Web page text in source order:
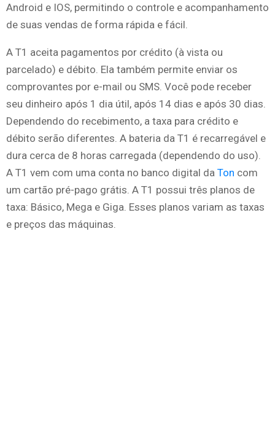
Android e IOS, permitindo o controle e acompanhamento
de suas vendas de forma rápida e fácil.
A T1 aceita pagamentos por crédito (à vista ou
parcelado) e débito. Ela também permite enviar os
comprovantes por e-mail ou SMS. Você pode receber
seu dinheiro após 1 dia útil, após 14 dias e após 30 dias.
Dependendo do recebimento, a taxa para crédito e
débito serão diferentes. A bateria da T1 é recarregável e
dura cerca de 8 horas carregada (dependendo do uso).
A T1 vem com uma conta no banco digital da Ton com
um cartão pré-pago grátis. A T1 possui três planos de
taxa: Básico, Mega e Giga. Esses planos variam as taxas
e preços das máquinas.